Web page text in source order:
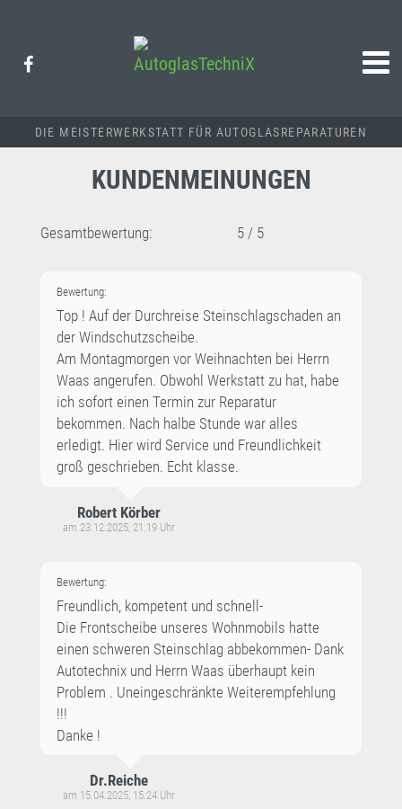
DIE MEISTERWERKSTATT FÜR AUTOGLASREPARATUREN
KUNDENMEINUNGEN
Gesamtbewertung: 5/ 5
Bewertung:
Top ! Auf der Durchreise Steinschlagschaden an
der Windschutzscheibe.
Am Montagmorgen vor Weihnachten bei Herrn
Waas angerufen. Obwohl Werkstatt zu hat, habe
ich sofort einen Termin zur Reparatur
bekommen. Nach halbe Stunde war alles
erledigt. Hier wird Service und Freundlichkeit
groß geschrieben. Echt klasse.
Robert Körber
am 23.12.2025, 21:19 Uhr
Bewertung:
Freundlich, kompetent und schnell-
Die Frontscheibe unseres Wohnmobils hatte
einen schweren Steinschlag abbekommen- Dank
Autotechnix und Herrn Waas überhaupt kein
Problem . Uneingeschränkte Weiterempfehlung
!!!
Danke !
Dr.Reiche
am 15.04.2025, 15:24 Uhr